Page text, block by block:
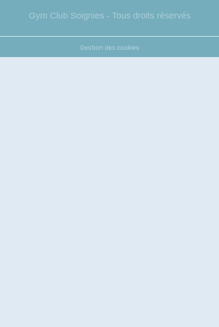
Gym Club Soignies - Tous droits réservés
Gestion des cookies